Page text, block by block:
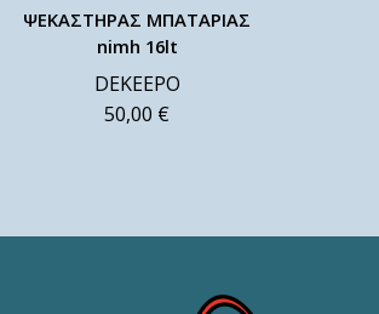
ΨΕΚΑΣΤΗΡΑΣ ΜΠΑΤΑΡΙΑΣ
nimh 16lt
DEKEEPO
50,00 €